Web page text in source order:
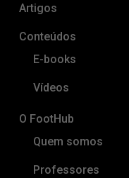
Artigos
Conteúdos
E-books
Vídeos
O FootHub
Quem somos
Professores